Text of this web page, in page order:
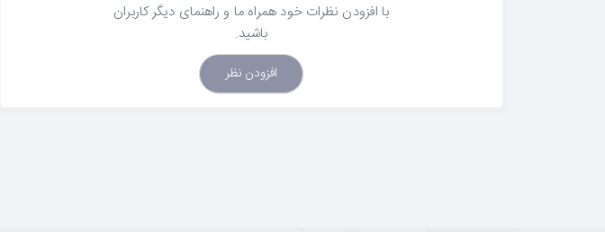
با افزودن نظرات خود همراه ما و راهنمای دیگر کاربران
باشید.
افزودن نظر